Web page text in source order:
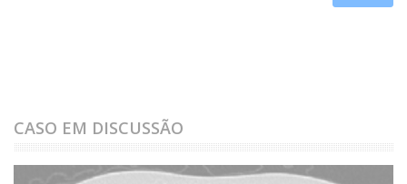
CASO EM DISCUSSÃO